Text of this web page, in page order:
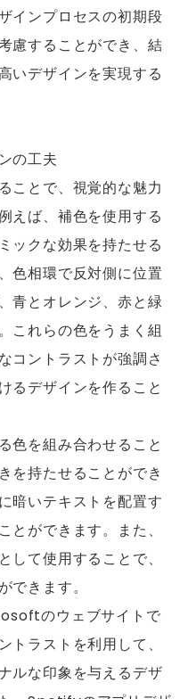
インプロセスの初期段
慮することができ、結
いデザインを実現する
の工夫
ことで、視覚的な魅力
えば、補色を使用する
ックな効果を持たせる
色相環で反対側に位置
青とオレンジ、赤と緑
これらの色をうまく組
コントラストが強調さ
るデザインを作ること
色を組み合わせること
を持たせることができ
暗いテキストを配置す
とができます。また、
して使用することで、
できます。
のウェブサイトで
トラストを利用して、
ルな印象を与えるデザ